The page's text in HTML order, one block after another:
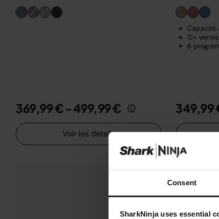
Consent
SharkNinja uses essential
369,99 € - 499,99 €
Voir les détails
Capacité
12+
6
349,99